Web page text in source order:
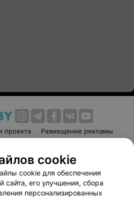
проекта
Размещение рекламы
соглашение
Способы оплаты
Партнеры
руководителю 103.by
cookie
cookie для обеспечения
сайта, его улучшения, сбора
персонализированных